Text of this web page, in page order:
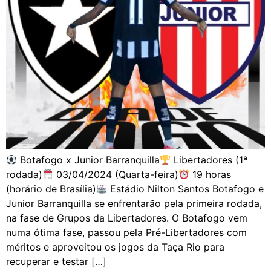
Botafogo x Junior Barranquilla
Libertadores (1ª
rodada)
03/04/2024 (Quarta-feira)
19 horas
(horário de Brasília)
Estádio Nilton Santos Botafogo e
Junior Barranquilla se enfrentarão pela primeira rodada,
na fase de Grupos da Libertadores. O Botafogo vem
numa ótima fase, passou pela Pré-Libertadores com
méritos e aproveitou os jogos da Taça Rio para
recuperar e testar […]